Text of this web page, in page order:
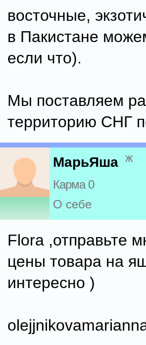
восточные,
в Пакистане
если что).
Мы поставляем
территорию СНГ
МарьЯша ж
Карма 0
О себе
Flora ,отправьте
цены товара на
интересно )